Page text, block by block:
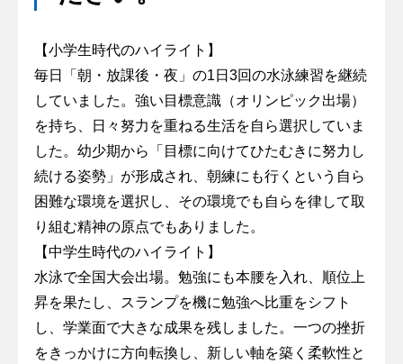
【小学生時代のハイライト】
毎日「朝・放課後・夜」の1日3回の水泳練習を継続
していました。強い目標意識（オリンピック出場）
を持ち、日々努力を重ねる生活を自ら選択していま
した。幼少期から「目標に向けてひたむきに努力し
続ける姿勢」が形成され、朝練にも行くという自ら
困難な環境を選択し、その環境でも自らを律して取
り組む精神の原点でもありました。
【中学生時代のハイライト】
水泳で全国大会出場。勉強にも本腰を入れ、順位上
昇を果たし、スランプを機に勉強へ比重をシフト
し、学業面で大きな成果を残しました。一つの挫折
をきっかけに方向転換し、新しい軸を築く柔軟性と